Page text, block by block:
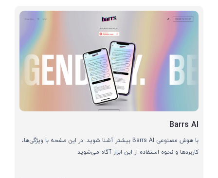
Barrs AI
با هوش مصنوعی Barrs AI بیشتر آشنا شوید. در این صفحه با ویژگی‌ها،
کاربردها و نحوه استفاده از این ابزار آگاه می‌شوید